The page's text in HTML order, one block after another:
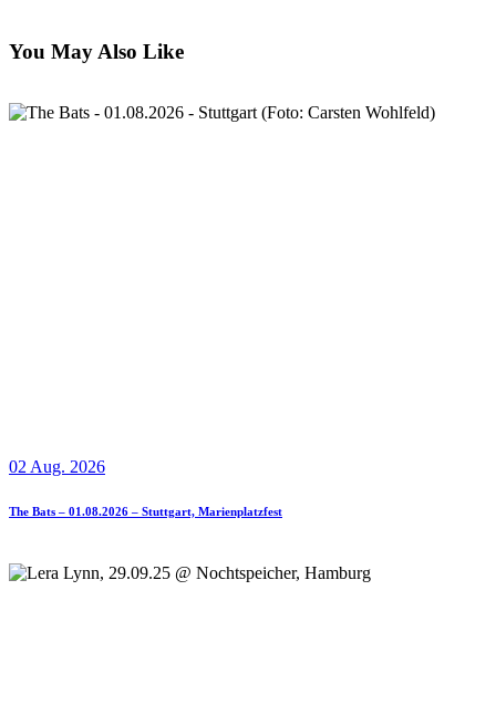
You May Also Like
02 Aug. 2026
The Bats – 01.08.2026 – Stuttgart, Marienplatzfest